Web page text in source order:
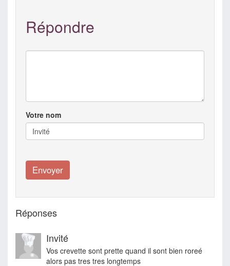
Répondre
Votre nom
Réponses
Invité
Vos crevette sont prette quand il sont bien roreé
alors pas tres tres longtemps